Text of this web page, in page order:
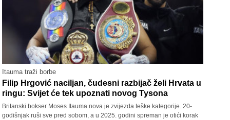
Itauma traži borbe
Filip Hrgović naciljan, čudesni razbijač želi Hrvata u
ringu: Svijet će tek upoznati novog Tysona
Britanski bokser Moses Itauma nova je zvijezda teške kategorije. 20-
godišnjak ruši sve pred sobom, a u 2025. godini spreman je otići korak